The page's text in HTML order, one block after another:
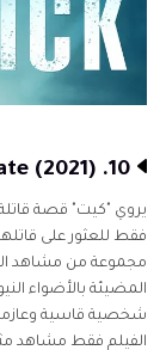
10. Kate (2021)
فقط للعثور على
مجموعة من مشاهد
المضيئة بالأضواء
شخصية قاسية
الفيلم فقط مشاهد